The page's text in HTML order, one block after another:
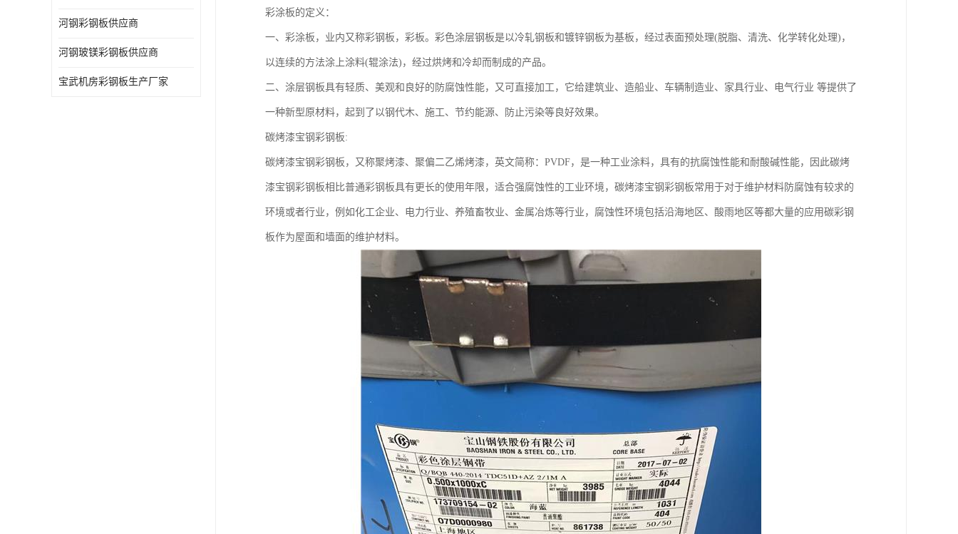
河钢彩钢板供应商
河钢玻镁彩钢板供应商
宝武机房彩钢板生产厂家
彩涂板的定义：
一、彩涂板，业内又称彩钢板，彩板。彩色涂层钢板是以冷轧钢板和镀锌钢板为基板，经过表面预处理(脱脂、清洗、化学转化处理)，
以连续的方法涂上涂料(辊涂法)，经过烘烤和冷却而制成的产品。
二、涂层钢板具有轻质、美观和良好的防腐蚀性能，又可直接加工，它给建筑业、造船业、车辆制造业、家具行业、电气行业 等提供了
一种新型原材料，起到了以钢代木、施工、节约能源、防止污染等良好效果。
碳烤漆宝钢彩钢板:
碳烤漆宝钢彩钢板，又称聚烤漆、聚偏二乙烯烤漆，英文简称：PVDF，是一种工业涂料，具有的抗腐蚀性能和耐酸碱性能，因此碳烤
漆宝钢彩钢板相比普通彩钢板具有更长的使用年限，适合强腐蚀性的工业环境，碳烤漆宝钢彩钢板常用于对于维护材料防腐蚀有较求的
环境或者行业，例如化工企业、电力行业、养殖畜牧业、金属冶炼等行业，腐蚀性环境包括沿海地区、酸雨地区等都大量的应用碳彩钢
板作为屋面和墙面的维护材料。